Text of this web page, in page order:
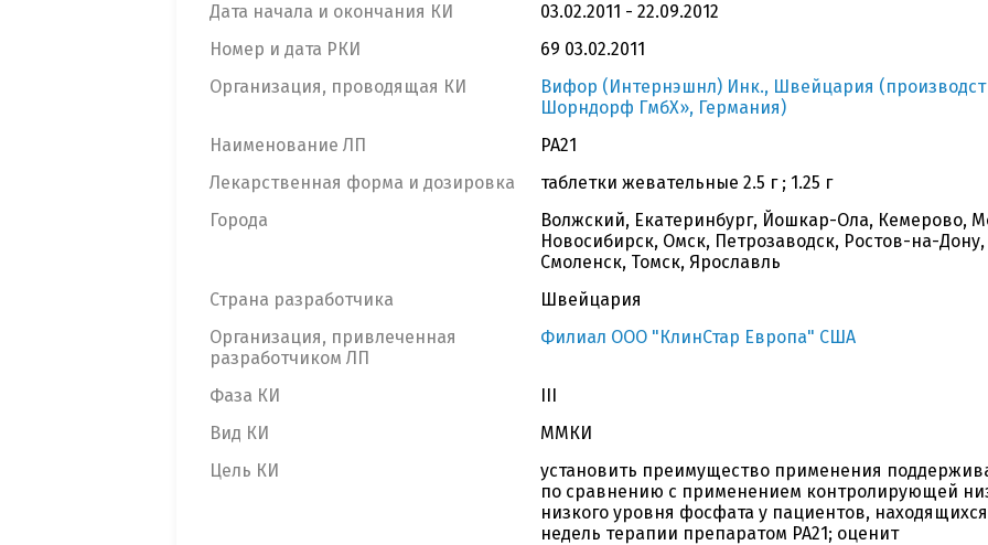
Дата начала и окончания КИ
03.02.2011 - 22.09.2012
Номер и дата РКИ
69 03.02.2011
Организация, проводящая КИ
Вифор (Интернэшнл) Инк., Швейцария
Шорндорф ГмбХ», Германия)
Наименование ЛП
РА21
Лекарственная форма и дозировка
таблетки жевательные 2.5 г ; 1.25 г
Города
Волжский, Екатеринбург, Йошкар-Ола, Кемерово,
Новосибирск, Омск, Петрозаводск, Ростов-на-
Смоленск, Томск, Ярославль
Страна разработчика
Швейцария
Организация, привлеченная
разработчиком ЛП
Филиал ООО "КлинСтар Европа" США
Фаза КИ
III
Вид КИ
ММКИ
Цель КИ
установить преимущество применения
по сравнению с применением контролирующей
низкого уровня фосфата у пациентов,
недель терапии препаратом PA21; оценит